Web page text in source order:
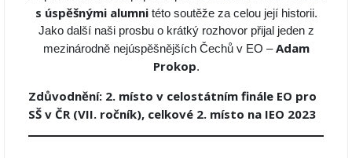
s úspěšnými alumnitéto soutěže za celou její historii.
Jako další naši prosbu o krátký rozhovor přijal jeden z
mezinárodně nejúspěšnějších Čechů v EO –Adam
Prokop.
Zdůvodnění: 2. místo v celostátním finále EO pro
SŠ v ČR (VII. ročník), celkové 2. místo na IEO 2023